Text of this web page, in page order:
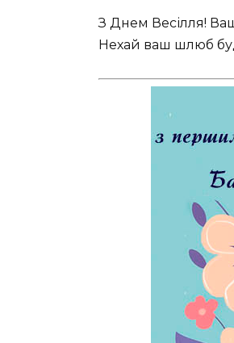
З Днем Весілля!
Нехай ваш шлюб